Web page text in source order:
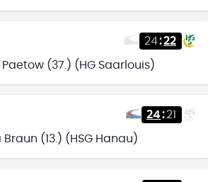
24:22
(37.) (HG Saarlouis)
24:21
(13.) (HSG Hanau)